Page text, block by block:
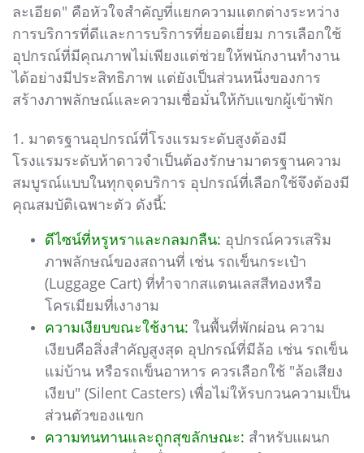
ละเอียด" คือหัวใจสำคัญที่แยกความแตกต่างระหว่าง
การบริการที่ดีและการบริการที่ยอดเยี่ยม การเลือกใช้
อุปกรณ์ที่มีคุณภาพไม่เพียงแต่ช่วยให้พนักงานทำงาน
ได้อย่างมีประสิทธิภาพ แต่ยังเป็นส่วนหนึ่งของการ
สร้างภาพลักษณ์และความเชื่อมั่นให้กับแขกผู้เข้าพัก
1. มาตรฐานอุปกรณ์ที่โรงแรมระดับสูงต้องมี
โรงแรมระดับห้าดาวจำเป็นต้องรักษามาตรฐานความ
สมบูรณ์แบบในทุกจุดบริการ อุปกรณ์ที่เลือกใช้จึงต้องมี
คุณสมบัติเฉพาะตัว ดังนี้:
ดีไซน์ที่หรูหราและกลมกลืน: อุปกรณ์ควรเสริม
ภาพลักษณ์ของสถานที่ เช่น รถเข็นกระเป๋า
(Luggage Cart) ที่ทำจากสแตนเลสสีทองหรือ
โครเมียมที่เงางาม
ความเงียบขณะใช้งาน: ในพื้นที่พักผ่อน ความ
เงียบคือสิ่งสำคัญสูงสุด อุปกรณ์ที่มีล้อ เช่น รถเข็น
แม่บ้าน หรือรถเข็นอาหาร ควรเลือกใช้ "ล้อเสียง
เงียบ" (Silent Casters) เพื่อไม่ให้รบกวนความเป็น
ส่วนตัวของแขก
ความทนทานและถูกสุขลักษณะ: สำหรับแผนก